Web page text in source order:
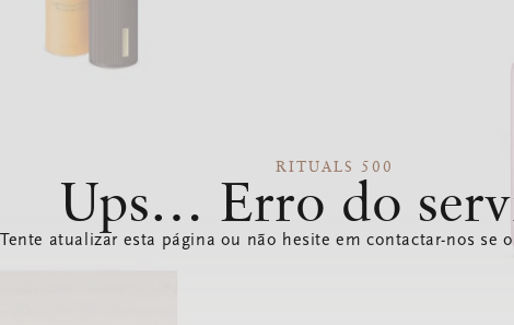
RITUALS 500
Ups… Erro do
Tente atualizar esta página ou não hesite em contactar-nos se